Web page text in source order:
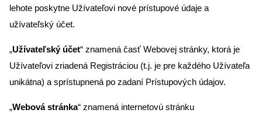
lehote poskytne Užívateľovi nové prístupové údaje a
užívateľský účet.
„Užívateľský účet“ znamená časť Webovej stránky, ktorá je
Užívateľovi zriadená Registráciou (t.j. je pre každého Užívateľa
unikátna) a sprístupnená po zadaní Prístupových údajov.
„Webová stránka“ znamená internetovú stránku